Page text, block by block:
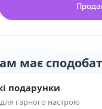
має
подарунки
гарного настрою